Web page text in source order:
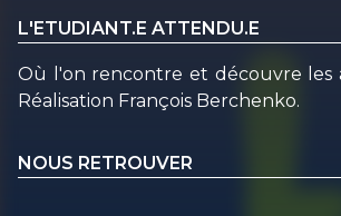
L'ETUDIANT.E ATTENDU.E
Où l'on rencontre et découvre les
Réalisation François Berchenko.
NOUS RETROUVER